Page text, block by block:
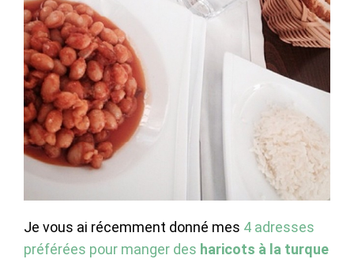
Je vous ai récemment donné mes 4 adresses
préférées pour manger des haricots à la turque